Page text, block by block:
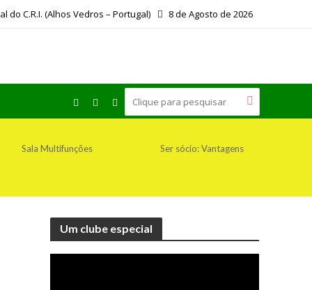
do C.R.I. (Alhos Vedros – Portugal) 8 de Agosto de 2026
Sala Multifunções Ser sócio: Vantagens
Um clube especial